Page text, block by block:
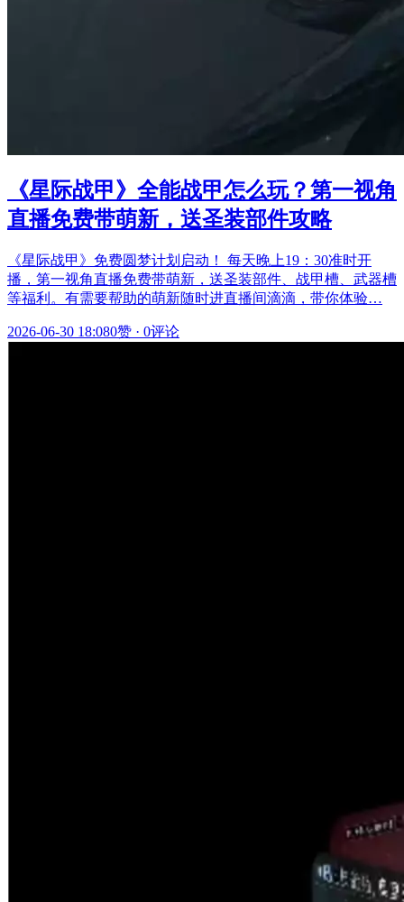
《星际战甲》全能战甲怎么玩？第一视角
直播免费带萌新，送圣装部件攻略
《星际战甲》免费圆梦计划启动！ 每天晚上19：30准时开
播，第一视角直播免费带萌新，送圣装部件、战甲槽、武器槽
等福利。有需要帮助的萌新随时进直播间滴滴，带你体验…
2026-06-30 18:080赞 · 0评论